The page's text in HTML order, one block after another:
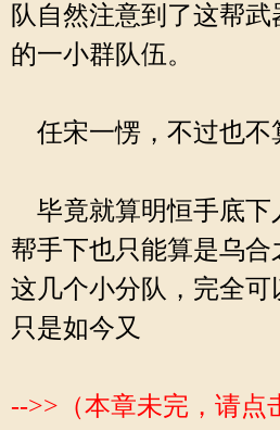
队自然注意到了这帮武
的一小群队伍。
任宋一愣，不过也不
毕竟就算明恒手底下
帮手下也只能算是乌合
这几个小分队，完全可
只是如今又
-->>（本章未完，请点